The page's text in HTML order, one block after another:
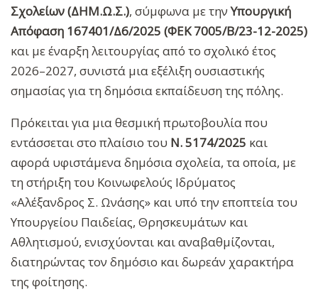
Σχολείων (ΔΗΜ.Ω.Σ.), σύμφωνα με τηνΥπουργική
Απόφαση 167401/Δ6/2025 (ΦΕΚ 7005/Β/23-12-2025)
και με έναρξη λειτουργίας από το σχολικό έτος
2026–2027, συνιστά μια εξέλιξη ουσιαστικής
σημασίας για τη δημόσια εκπαίδευση της πόλης.
Πρόκειται για μια θεσμική πρωτοβουλία που
εντάσσεται στο πλαίσιο του Ν. 5174/2025 και
αφορά υφιστάμενα δημόσια σχολεία, τα οποία, με
τη στήριξη του Κοινωφελούς Ιδρύματος
«Αλέξανδρος Σ. Ωνάσης» και υπό την εποπτεία του
Υπουργείου Παιδείας, Θρησκευμάτων και
Αθλητισμού, ενισχύονται και αναβαθμίζονται,
διατηρώντας τον δημόσιο και δωρεάν χαρακτήρα
της φοίτησης.